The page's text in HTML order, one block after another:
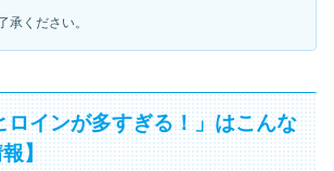
承ください。
ロインが多すぎる！」はこんな
】